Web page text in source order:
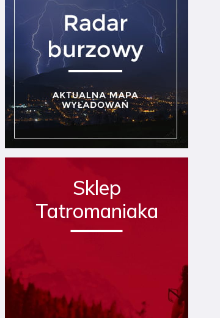
Sklep
Tatromaniaka